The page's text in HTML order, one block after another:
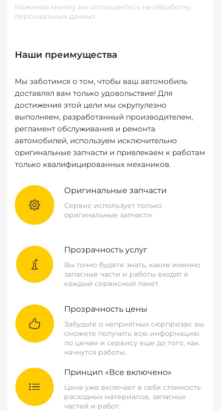
Нажимая кнопку вы соглашаетесь на обработку
персональных данных
Наши преимущества
Мы заботимся о том, чтобы ваш автомобиль
доставлял вам только удовольствие! Для
достижения этой цели мы скрупулезно
выполняем, разработанный производителем,
регламент обслуживания и ремонта
автомобилей, используем исключительно
оригинальные запчасти и привлекаем к работам
только квалифицированных механиков.
Оригинальные запчасти
Сервис использует только
оригинальные запчасти
Прозрачность услуг
Вы точно будете знать, какие именно
запасные части и работы входят в
каждый сервисный пакет.
Прозрачность цены
Забудьте о неприятных сюрпризах: вы
сможете получить всю информацию
по ценам и сервису еще до того, как
начнутся работы.
Принцип «Все включено»
Цена уже включает в себя стоимость
расходных материалов, запасных
частей и работ.